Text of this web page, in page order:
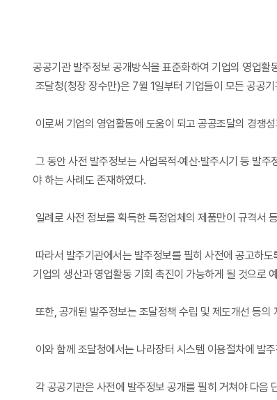
공공기관 발주정보 공개방식을 표준화하여 기업의 영업활
조달청(청장 장수만)은 7월 1일부터 기업들이 모든 공공
이로써 기업의 영업활동에 도움이 되고 공공조달의 경쟁
그 동안 사전 발주정보는 사업목적·예산·발주시기 등 발
야 하는 사례도 존재하였다.
일례로 사전 정보를 획득한 특정업체의 제품만이 규격서
따라서 발주기관에서는 발주정보를 필히 사전에 공고하
기업의 생산과 영업활동 기회 촉진이 가능하게 될 것으로
또한, 공개된 발주정보는 조달정책 수립 및 제도개선 등의
이와 함께 조달청에서는 나라장터 시스템 이용절차에 발
각 공공기관은 사전에 발주정보 공개를 필히 거쳐야 다음